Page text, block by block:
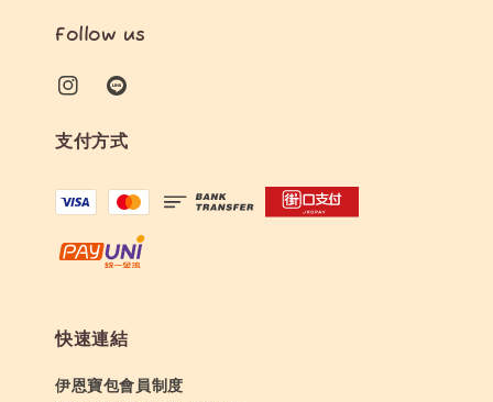
Follow us
支付方式
快速連結
伊恩寶包會員制度